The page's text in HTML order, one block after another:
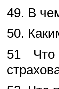
49. В
50.
51 Что